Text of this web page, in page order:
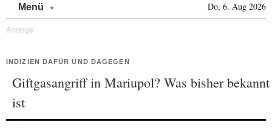
Menü Do, 6. Aug 2026
INDIZIEN DAFÜR UND DAGEGEN
Giftgasangriff in Mariupol? Was bisher bekannt
ist